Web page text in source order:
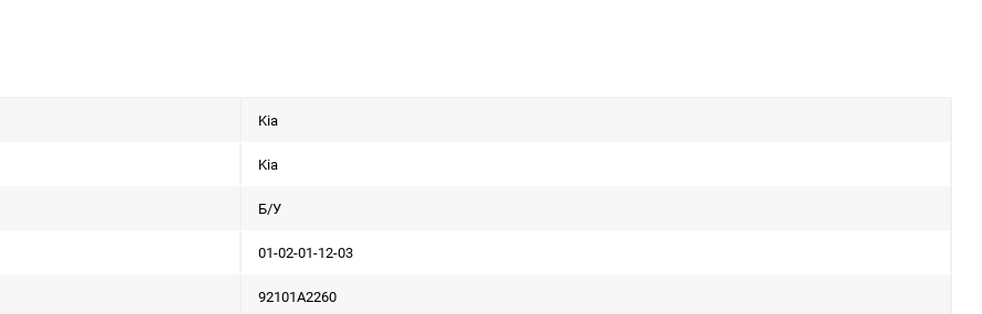
Kia
Kia
Б/У
01-02-01-12-03
92101A2260